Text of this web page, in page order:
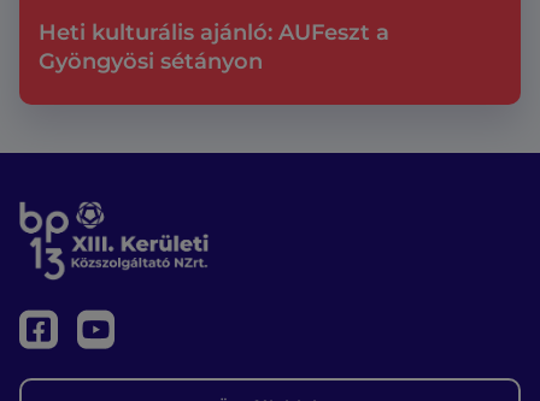
Heti kulturális ajánló: AUFeszt a
Gyöngyösi sétányon